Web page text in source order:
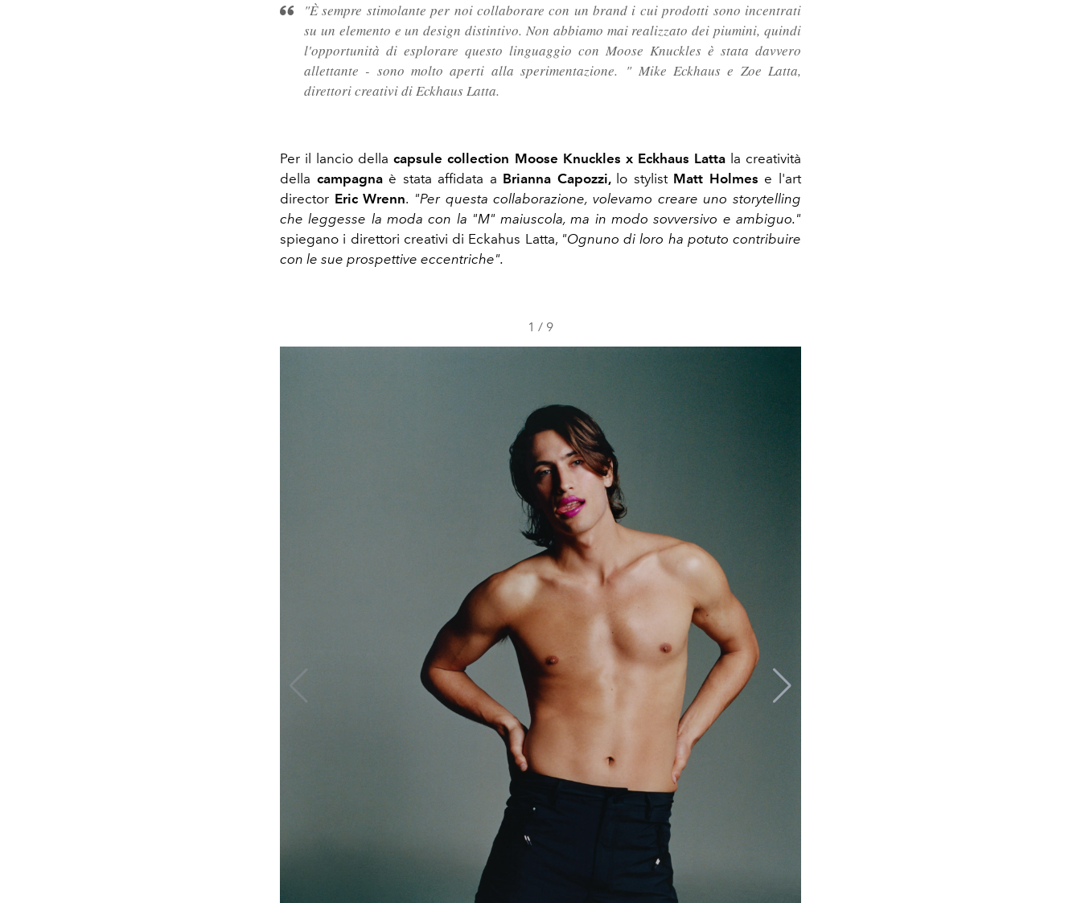
"È sempre stimolante per noi collaborare con un brand i cui prodotti sono incentrati
su un elemento e un design distintivo. Non abbiamo mai realizzato dei piumini, quindi
l'opportunità di esplorare questo linguaggio con Moose Knuckles è stata davvero
allettante - sono molto aperti alla sperimentazione. " Mike Eckhaus e Zoe Latta,
direttori creativi di Eckhaus Latta.
Per il lancio dellacapsule collection Moose Knuckles x Eckhaus Lattala creatività
della campagnaè stata affidata a Brianna Capozzi, lo stylist Matt Holmes e l'art
director Eric Wrenn. "Per questa collaborazione, volevamo creare uno storytelling
che leggesse la moda con la "M" maiuscola, ma in modo sovversivo e ambiguo."
spiegano i direttori creativi di Eckahus Latta, "Ognuno di loro ha potuto contribuire
con le sue prospettive eccentriche".
1 / 9